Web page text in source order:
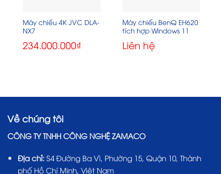
Máy chiếu 4K JVC DLA-
NX7
234.000.000₫
Máy chiếu BenQ EH620
tích hợp Windows 11
Liên hệ
Về chúng tôi
CÔNG TY TNHH CÔNG NGHỆ ZAMACO
Địa chỉ: S4 Đường Ba Vì, Phường 15, Quận 10, Thành
phố Hồ Chí Minh, Việt Nam